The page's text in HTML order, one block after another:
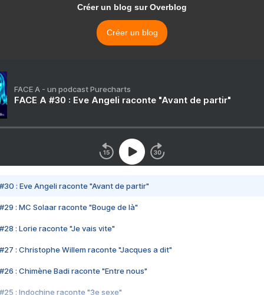
Créer un blog sur Overblog
Créer un blog
FACE A - un podcast Purecharts
FACE A #30 : Eve Angeli raconte "Avant de partir"
#30 : Eve Angeli raconte "Avant de partir"
#29 : MC Solaar raconte "Bouge de là"
#28 : Lorie raconte "Je vais vite"
#27 : Christophe Willem raconte "Jacques a dit"
#26 : Chimène Badi raconte "Entre nous"
#25 : Indochine raconte "3e sexe"